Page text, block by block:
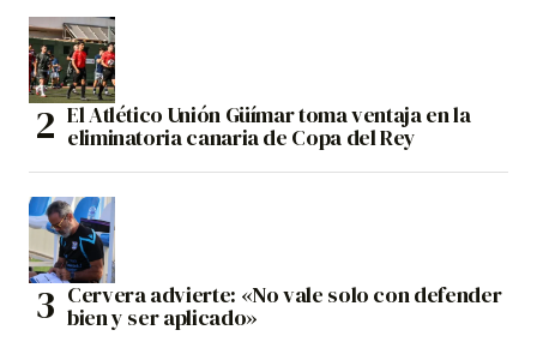
El Atlético Unión Güímar toma ventaja en la
eliminatoria canaria de Copa del Rey
Cervera advierte: «No vale solo con defender
bien y ser aplicado»